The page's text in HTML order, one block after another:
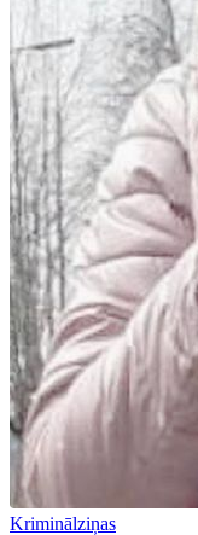
Kriminālziņas